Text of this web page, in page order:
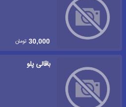
30,000 تومان
باقالی پلو